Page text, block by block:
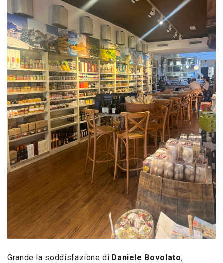
Grande la soddisfazione di Daniele Bovolato,